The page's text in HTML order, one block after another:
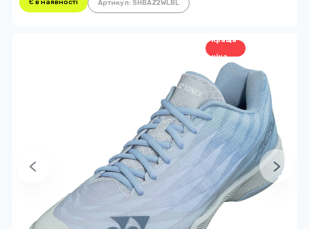
Є в наявності Артикул: SHBAZ2WLBL
Краща
ціна